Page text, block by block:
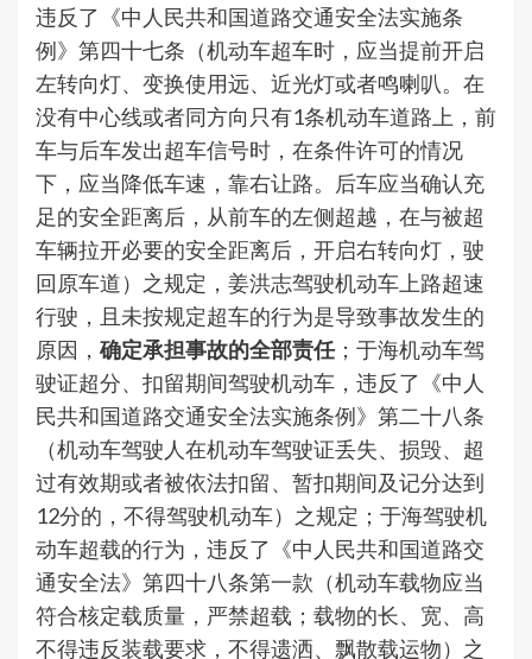
违反了《中人民共和国道路交通安全法实施条
例》第四十七条（机动车超车时，应当提前开启
左转向灯、变换使用远、近光灯或者鸣喇叭。在
没有中心线或者同方向只有1条机动车道路上，前
车与后车发出超车信号时，在条件许可的情况
下，应当降低车速，靠右让路。后车应当确认充
足的安全距离后，从前车的左侧超越，在与被超
车辆拉开必要的安全距离后，开启右转向灯，驶
回原车道）之规定，姜洪志驾驶机动车上路超速
行驶，且未按规定超车的行为是导致事故发生的
原因，确定承担事故的全部责任；于海机动车驾
驶证超分、扣留期间驾驶机动车，违反了《中人
民共和国道路交通安全法实施条例》第二十八条
（机动车驾驶人在机动车驾驶证丢失、损毁、超
过有效期或者被依法扣留、暂扣期间及记分达到
12分的，不得驾驶机动车）之规定；于海驾驶机
动车超载的行为，违反了《中人民共和国道路交
通安全法》第四十八条第一款（机动车载物应当
符合核定载质量，严禁超载；载物的长、宽、高
不得违反装载要求，不得遗洒、飘散载运物）之